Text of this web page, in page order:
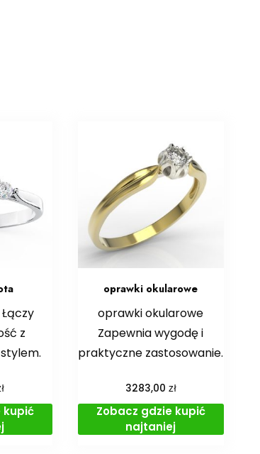
z
kupić
oprawki okularowe
oprawki okularowe
Zapewnia wygodę i
praktyczne zastosowanie.
3283,00 zł
Zobacz gdzie kupić
najtaniej